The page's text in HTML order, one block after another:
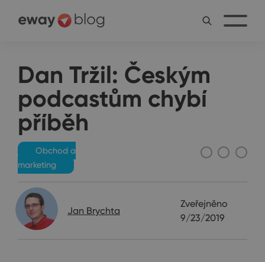
Dan Tržil: Českým
podcastům chybí
příběh
Obchod a
marketing
Jan Brychta
Zveřejněno
9/23/2019